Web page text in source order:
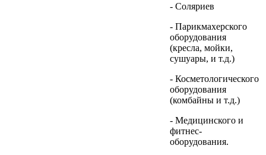
- Соляриев
- Парикмахерского
оборудования
(кресла, мойки,
сушуары, и т.д.)
- Косметологического
оборудования
(комбайны и т.д.)
- Медицинского и
фитнес-
оборудования.